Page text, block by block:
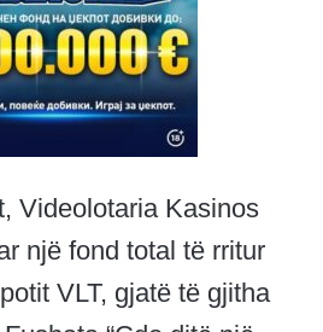
Videolotaria Kasinos
një fond total të rritur
VLT, gjatë të gjitha